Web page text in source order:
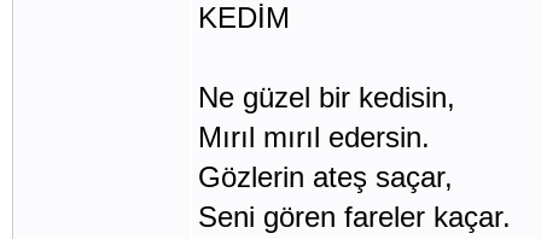
KEDİM
Ne güzel bir kedisin,
Mırıl mırıl edersin.
Gözlerin ateş saçar,
Seni gören fareler kaçar.